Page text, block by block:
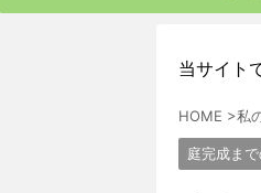
当サイト
HOME >私
庭完成ま